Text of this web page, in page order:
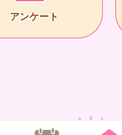
アンケート